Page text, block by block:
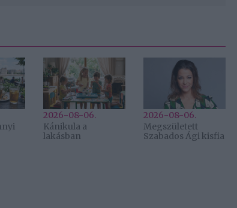
2026-08-06.
Kánikula a
lakásban
2026-08-06.
Megszületett
Szabados Ági kisfia